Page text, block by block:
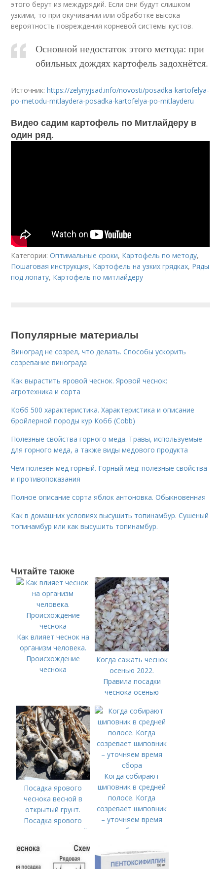
этого берут из междурядий. Если они будут слишком
узкими, то при окучивании или обработке высока
вероятность повреждения корневой системы кустов.
Основной недостаток этого метода: при
обильных дождях картофель задохнётся.
Источник:https://zelynyjsad.info/novosti/posadka-kartofelya-
po-metodu-mitlaydera-posadka-kartofelya-po-mitlayderu
Видео садим картофель по Митлайдеру в
один ряд.
Категории:Оптимальные сроки, Картофель по методу,
Пошаговая инструкция, Картофель на узких грядках, Ряды
под лопату, Картофель по митлайдеру
Популярные материалы
Виноград не созрел, что делать. Способы ускорить
созревание винограда
Как вырастить яровой чеснок. Яровой чеснок:
агротехника и сорта
Кобб 500 характеристика. Характеристика и описание
бройлерной породы кур Кобб (Cobb)
Полезные свойства горного меда. Травы, используемые
для горного меда, а также виды медового продукта
Чем полезен мед горный. Горный мёд: полезные свойства
и противопоказания
Полное описание сорта яблок антоновка. Обыкновенная
Как в домашних условиях высушить топинамбур. Сушеный
топинамбур или как высушить топинамбур.
Читайте также
Как влияет чеснок на
организм человека.
Происхождение
чеснока
Когда сажать чеснок
осенью 2022.
Правила посадки
чеснока осенью
Посадка ярового
чеснока весной в
открытый грунт.
Посадка ярового
чеснока в открытый
Когда собирают
шиповник в средней
полосе. Когда
созревает шиповник
– уточняем время
сбора